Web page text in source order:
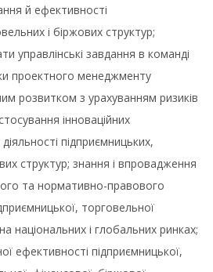
й ефективності
і біржових структур;
управлінські завдання в команді
проектного менеджменту
розвитком з урахуванням ризиків
інноваційних
підприємницьких,
структур; знання і впровадження
та нормативно-правового
торговельної
національних і глобальних ринках;
ефективності підприємницької,